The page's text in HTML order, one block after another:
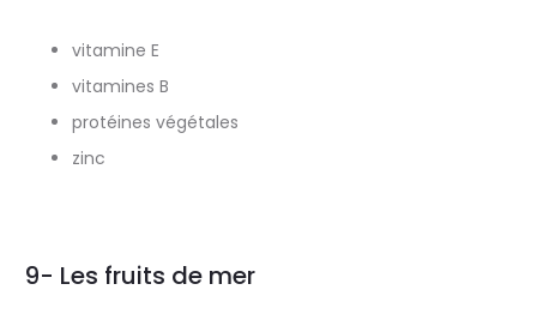
vitamine E
vitamines B
protéines végétales
zinc
9- Les fruits de mer